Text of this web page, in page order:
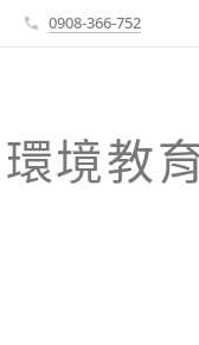
0908-366-752
環境教